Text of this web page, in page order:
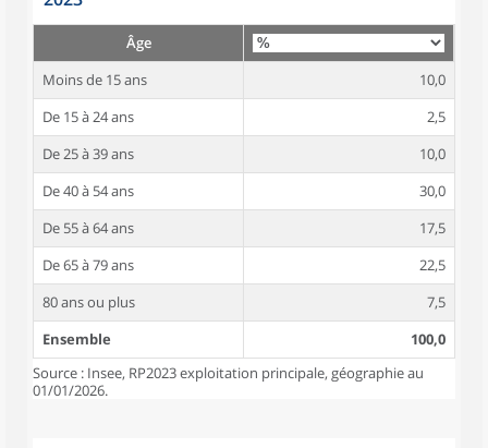
Âge
Moins de 15 ans
10,0
De 15 à 24 ans
2,5
De 25 à 39 ans
10,0
De 40 à 54 ans
30,0
De 55 à 64 ans
17,5
De 65 à 79 ans
22,5
80 ans ou plus
7,5
Ensemble
100,0
Source : Insee, RP2023 exploitation principale, géographie au
01/01/2026.